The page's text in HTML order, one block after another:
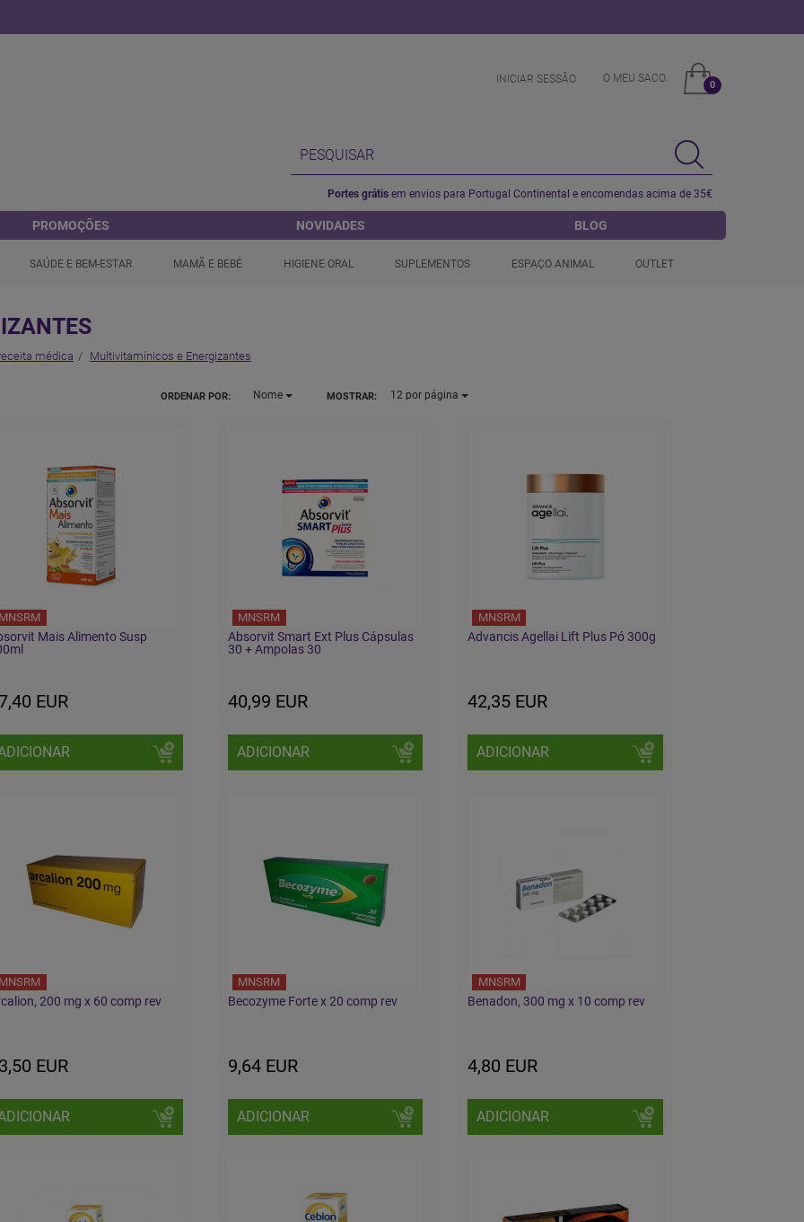
INICIAR SESSÂO O MEU SACO
0
Portes grátis em envios para Portugal Continental e encomendas acima de 35€
PROMOÇÕES NOVIDADES BLOG
SAÚDE E BEM-ESTAR MAMÃ E BEBÉ HIGIENE ORAL SUPLEMENTOS ESPAÇO ANIMAL OUTLET
médica Multivitamínicos e Energizantes
ORDENAR POR: Nome MOSTRAR: 12por página
MNSRM
Mais Alimento Susp
EUR
MNSRM
Absorvit Smart Ext Plus Cápsulas
30 + Ampolas 30
40,99 EUR
ADICIONAR
MNSRM
Advancis Agellai Lift Plus Pó 300g
42,35 EUR
ADICIONAR
MNSRM
200 mg x 60 comp rev
EUR
MNSRM
Becozyme Forte x 20 comp rev
9,64 EUR
ADICIONAR
MNSRM
Benadon, 300 mg x 10 comp rev
4,80 EUR
ADICIONAR